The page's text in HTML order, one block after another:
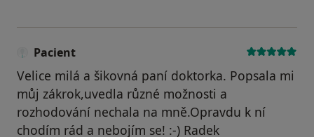
Pacient
Velice milá a šikovná paní doktorka. Popsala mi
můj zákrok,uvedla různé možnosti a
rozhodování nechala na mně.Opravdu k ní
chodím rád a nebojím se! :-) Radek